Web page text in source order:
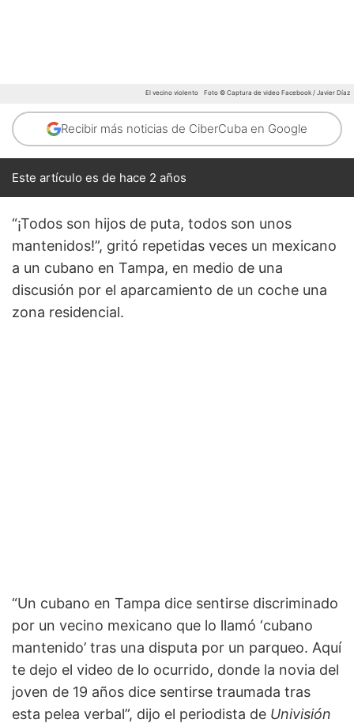
El vecino violento Foto © Captura de video Facebook / Javier Díaz
Recibir más noticias de CiberCuba en Google
Este artículo es de hace 2 años
“¡Todos son hijos de puta, todos son unos
mantenidos!”, gritó repetidas veces un mexicano
a un cubano en Tampa, en medio de una
discusión por el aparcamiento de un coche una
zona residencial.
“Un cubano en Tampa dice sentirse discriminado
por un vecino mexicano que lo llamó ‘cubano
mantenido’ tras una disputa por un parqueo. Aquí
te dejo el video de lo ocurrido, donde la novia del
joven de 19 años dice sentirse traumada tras
esta pelea verbal”, dijo el periodista de Univisión